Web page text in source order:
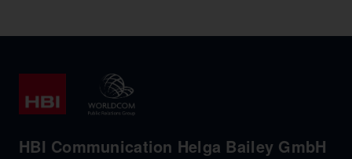
HBI Communication Helga Bailey GmbH